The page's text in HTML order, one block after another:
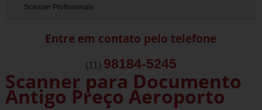
Scanner Profissionais
Entre em contato pelo telefone
(11) 98184-5245
Scanner para Documento
Antigo Preço Aeroporto